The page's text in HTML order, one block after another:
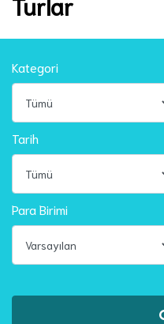
Kategori
Tarih
Para Birimi